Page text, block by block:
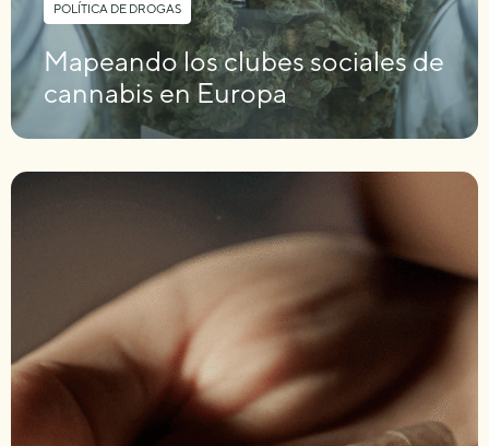
POLÍTICA DE DROGAS
Mapeando los clubes sociales de
cannabis en Europa